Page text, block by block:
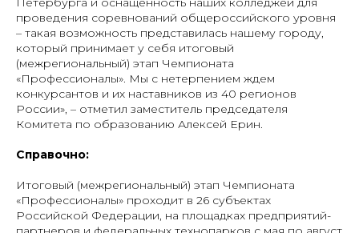
проведения соревнований общероссийского уровня
– такая возможность представилась нашему городу,
который принимает у себя итоговый
(межрегиональный) этап Чемпионата
«Профессионалы». Мы с нетерпением ждем
конкурсантов и их наставников из 40 регионов
России», – отметил заместитель председателя
Комитета по образованию Алексей Ерин.
Справочно:
Итоговый (межрегиональный) этап Чемпионата
«Профессионалы» проходит в 26 субъектах
Российской Федерации, на площадках предприятий-